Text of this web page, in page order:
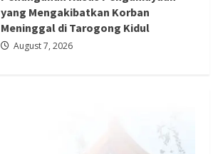
August 7, 2026
yang Mengakibatkan Korban
Meninggal di Tarogong Kidul
August 7, 2026